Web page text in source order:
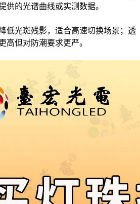
供的光谱曲线或实测数据。
低光斑残影，适合高速切换场景；透
高但对防潮要求更严。